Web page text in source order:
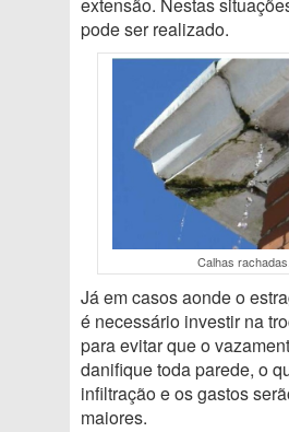
pode ser realizado.
Calhas rachadas.
Já em casos aonde o
é necessário investir na
para evitar que o
danifique toda parede, o
infiltração e os gastos
maiores.